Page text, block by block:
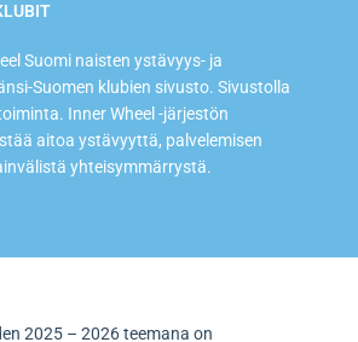
Suomi naisten ystävyys- ja
Suomen klubien sivusto. Sivustolla
Inner Wheel -järjestön
aitoa ystävyyttä, palvelemisen
yhteisymmärrystä.
2025 – 2026 teemana on